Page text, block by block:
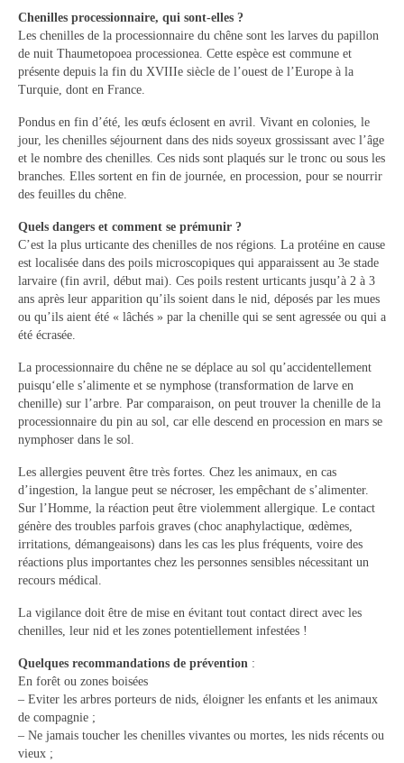
Contacter votre mairie
Informations légales
Chenilles processionnaire, qui sont-elles ?
Les chenilles de la processionnaire du chêne sont les larves du papillon
de nuit Thaumetopoea processionea. Cette espèce est commune et
présente depuis la fin du XVIIIe siècle de l’ouest de l’Europe à la
Turquie, dont en France.
Pondus en fin d’été, les œufs éclosent en avril. Vivant en colonies, le
jour, les chenilles séjournent dans des nids soyeux grossissant avec l’âge
et le nombre des chenilles. Ces nids sont plaqués sur le tronc ou sous les
branches. Elles sortent en fin de journée, en procession, pour se nourrir
des feuilles du chêne.
Quels dangers et comment se prémunir ?
C’est la plus urticante des chenilles de nos régions. La protéine en cause
est localisée dans des poils microscopiques qui apparaissent au 3e stade
larvaire (fin avril, début mai). Ces poils restent urticants jusqu’à 2 à 3
ans après leur apparition qu’ils soient dans le nid, déposés par les mues
ou qu’ils aient été « lâchés » par la chenille qui se sent agressée ou qui a
été écrasée.
La processionnaire du chêne ne se déplace au sol qu’accidentellement
puisqu‘elle s’alimente et se nymphose (transformation de larve en
chenille) sur l’arbre. Par comparaison, on peut trouver la chenille de la
processionnaire du pin au sol, car elle descend en procession en mars se
nymphoser dans le sol.
Les allergies peuvent être très fortes. Chez les animaux, en cas
d’ingestion, la langue peut se nécroser, les empêchant de s’alimenter.
Sur l’Homme, la réaction peut être violemment allergique. Le contact
génère des troubles parfois graves (choc anaphylactique, œdèmes,
irritations, démangeaisons) dans les cas les plus fréquents, voire des
réactions plus importantes chez les personnes sensibles nécessitant un
recours médical.
La vigilance doit être de mise en évitant tout contact direct avec les
chenilles, leur nid et les zones potentiellement infestées !
Quelques recommandations de prévention :
En forêt ou zones boisées
– Eviter les arbres porteurs de nids, éloigner les enfants et les animaux
de compagnie ;
– Ne jamais toucher les chenilles vivantes ou mortes, les nids récents ou
vieux ;